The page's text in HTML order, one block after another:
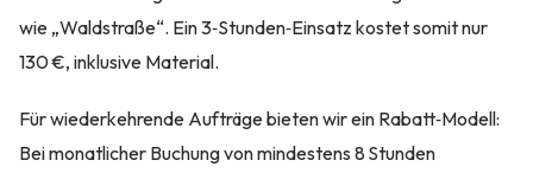
wie „Waldstraße“. Ein 3‑Stunden‑Einsatz kostet somit nur
130 €, inklusive Material.
Für wiederkehrende Aufträge bieten wir ein Rabatt‑Modell:
Bei monatlicher Buchung von mindestens 8 Stunden